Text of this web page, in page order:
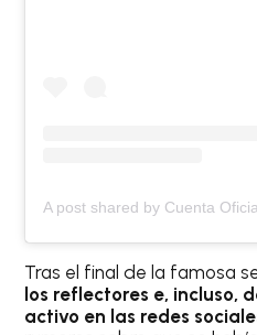
Tras el final de la famosa
los reflectores e, incluso,
activo en las redes